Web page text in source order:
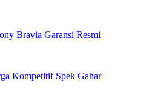
Bravia Garansi Resmi
Kompetitif Spek Gahar